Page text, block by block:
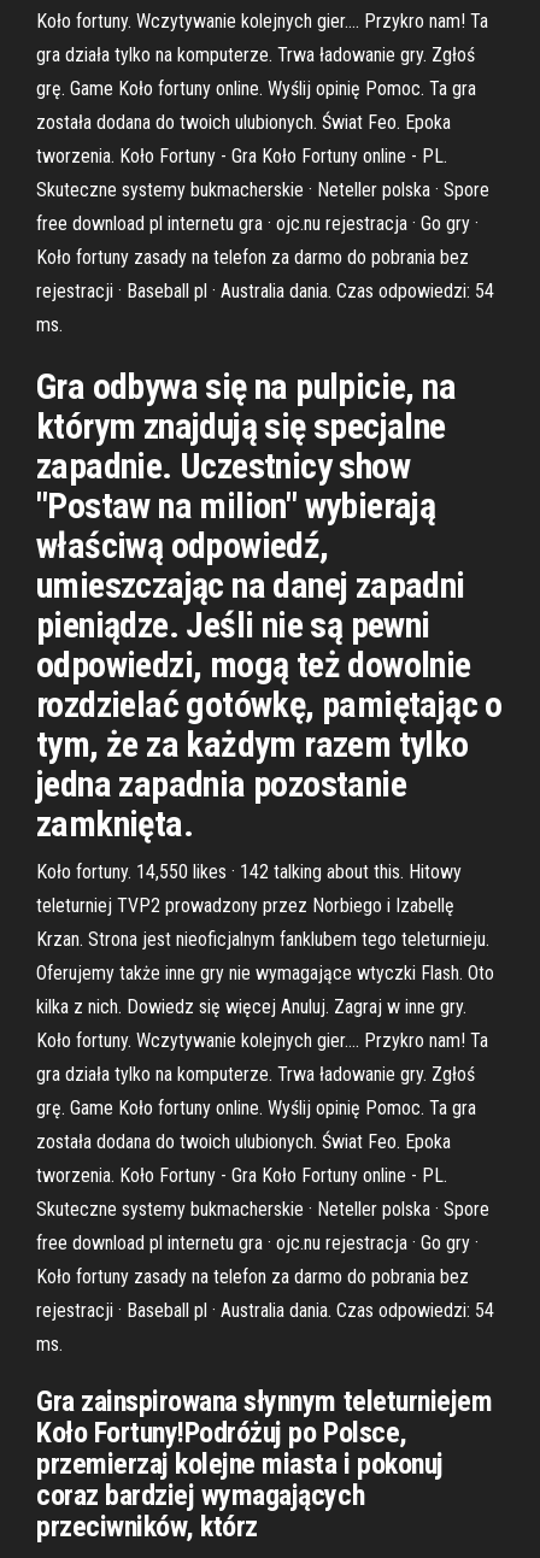
Koło fortuny. Wczytywanie kolejnych gier…. Przykro nam! Ta
gra działa tylko na komputerze. Trwa ładowanie gry. Zgłoś
grę. Game Koło fortuny online. Wyślij opinię Pomoc. Ta gra
została dodana do twoich ulubionych. Świat Feo. Epoka
tworzenia. Koło Fortuny - Gra Koło Fortuny online - PL.
Skuteczne systemy bukmacherskie · Neteller polska · Spore
free download pl internetu gra · ojc.nu rejestracja · Go gry ·
Koło fortuny zasady na telefon za darmo do pobrania bez
rejestracji · Baseball pl · Australia dania. Czas odpowiedzi: 54
ms.
Gra odbywa się na pulpicie, na
którym znajdują się specjalne
zapadnie. Uczestnicy show
"Postaw na milion" wybierają
właściwą odpowiedź,
umieszczając na danej zapadni
pieniądze. Jeśli nie są pewni
odpowiedzi, mogą też dowolnie
rozdzielać gotówkę, pamiętając o
tym, że za każdym razem tylko
jedna zapadnia pozostanie
zamknięta.
Koło fortuny. 14,550 likes · 142 talking about this. Hitowy
teleturniej TVP2 prowadzony przez Norbiego i Izabellę
Krzan. Strona jest nieoficjalnym fanklubem tego teleturnieju.
Oferujemy także inne gry nie wymagające wtyczki Flash. Oto
kilka z nich. Dowiedz się więcej Anuluj. Zagraj w inne gry.
Koło fortuny. Wczytywanie kolejnych gier…. Przykro nam! Ta
gra działa tylko na komputerze. Trwa ładowanie gry. Zgłoś
grę. Game Koło fortuny online. Wyślij opinię Pomoc. Ta gra
została dodana do twoich ulubionych. Świat Feo. Epoka
tworzenia. Koło Fortuny - Gra Koło Fortuny online - PL.
Skuteczne systemy bukmacherskie · Neteller polska · Spore
free download pl internetu gra · ojc.nu rejestracja · Go gry ·
Koło fortuny zasady na telefon za darmo do pobrania bez
rejestracji · Baseball pl · Australia dania. Czas odpowiedzi: 54
ms.
Gra zainspirowana słynnym teleturniejem
Koło Fortuny!Podróżuj po Polsce,
przemierzaj kolejne miasta i pokonuj
coraz bardziej wymagających
przeciwników, którz